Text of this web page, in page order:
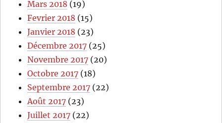
Mars 2018 (19)
Fevrier 2018 (15)
Janvier 2018 (23)
Décembre 2017 (25)
Novembre 2017 (20)
Octobre 2017 (18)
Septembre 2017 (22)
Août 2017 (23)
Juillet 2017 (22)